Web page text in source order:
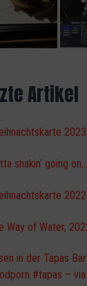
Artikel
2023
shakin‘ going on…
2022
Way of Water,
in der Tapas
#tapas – via